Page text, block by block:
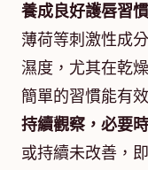
養成良好護唇習慣
薄荷等刺激性成
濕度，尤其在乾
簡單的習慣能有
持續觀察，必要
或持續未改善，